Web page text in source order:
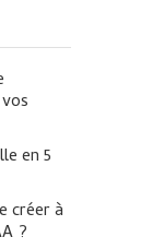
en 5
créer à
?